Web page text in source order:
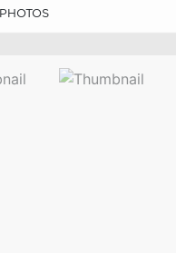
PHOTOS